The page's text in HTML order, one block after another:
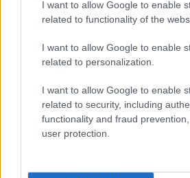
I want to allow Google to enable
related to functionality of the
I want to allow Google to enable
related to personalization.
I want to allow Google to enable
related to security, including
functionality and fraud
user protection.
edzéshez hasonlóan nem várható eső
mondható el a vasárnapi futamról, a
esélye holnap Suzukában.
Köszöntjük ismét - vagy a most
olvasókat, tíz perc múlva jön az F1-es
edzése, kövessétek velünk!